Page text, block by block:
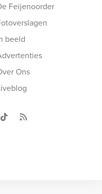
Feijenoorder
beeld
Ons